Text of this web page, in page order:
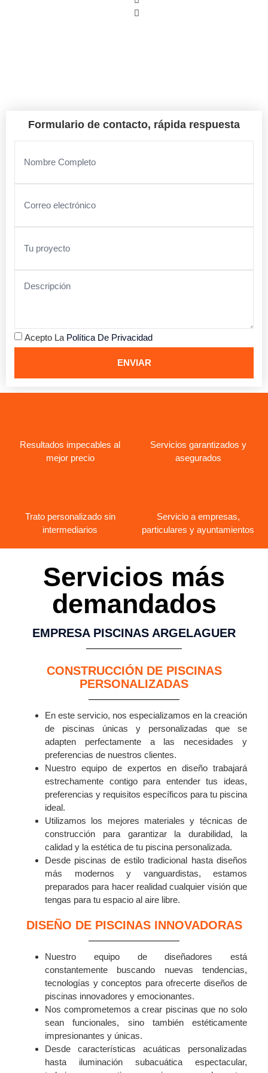
Formulario de contacto, rápida respuesta
Acepto La Política De Privacidad
ENVIAR
Resultados impecables al
mejor precio
Servicios garantizados y
asegurados
Trato personalizado sin
intermediarios
Servicio a empresas,
particulares y ayuntamientos
Servicios más
demandados
EMPRESA PISCINAS ARGELAGUER
CONSTRUCCIÓN DE PISCINAS
PERSONALIZADAS
En este servicio, nos especializamos en la creación
de piscinas únicas y personalizadas que se
adapten perfectamente a las necesidades y
preferencias de nuestros clientes.
Nuestro equipo de expertos en diseño trabajará
estrechamente contigo para entender tus ideas,
preferencias y requisitos específicos para tu piscina
ideal.
Utilizamos los mejores materiales y técnicas de
construcción para garantizar la durabilidad, la
calidad y la estética de tu piscina personalizada.
Desde piscinas de estilo tradicional hasta diseños
más modernos y vanguardistas, estamos
preparados para hacer realidad cualquier visión que
tengas para tu espacio al aire libre.
DISEÑO DE PISCINAS INNOVADORAS
Nuestro equipo de diseñadores está
constantemente buscando nuevas tendencias,
tecnologías y conceptos para ofrecerte diseños de
piscinas innovadores y emocionantes.
Nos comprometemos a crear piscinas que no solo
sean funcionales, sino también estéticamente
impresionantes y únicas.
Desde características acuáticas personalizadas
hasta iluminación subacuática espectacular,